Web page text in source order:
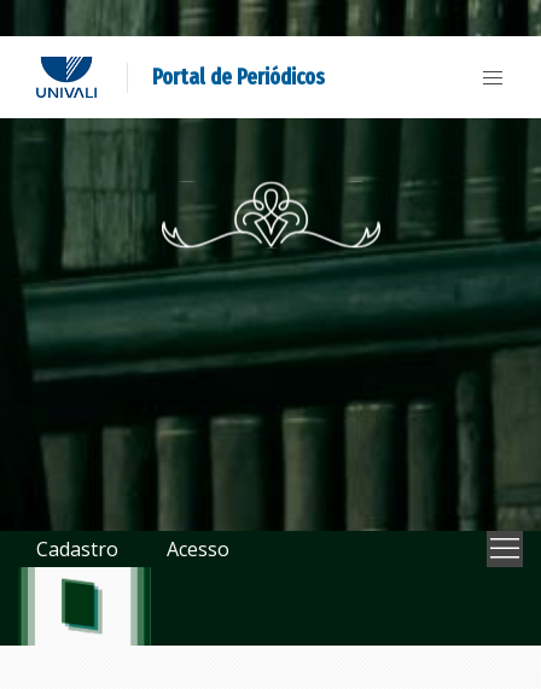
Portal de Periódicos
Cadastro Acesso